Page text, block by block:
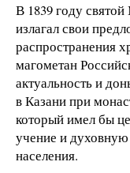
В 1839 году
излагал свои
распространения
магометан
актуальность и
в Казани при
который имел бы
учение и
населения.